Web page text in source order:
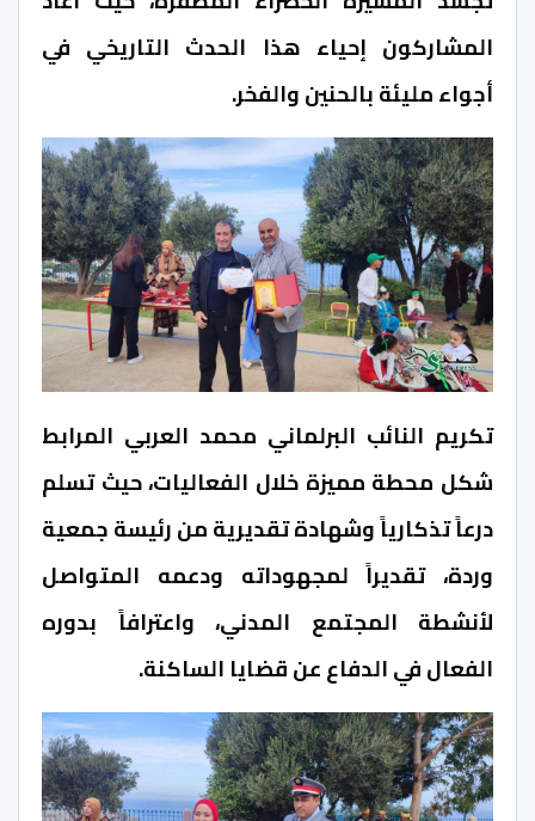
المشاركون إحياء هذا الحدث التاريخي في
أجواء مليئة بالحنين والفخر.
تكريم النائب البرلماني محمد العربي المرابط
شكل محطة مميزة خلال الفعاليات، حيث تسلم
درعاً تذكارياً وشهادة تقديرية من رئيسة جمعية
وردة، تقديراً لمجهوداته ودعمه المتواصل
لأنشطة المجتمع المدني، واعترافاً بدوره
الفعال في الدفاع عن قضايا الساكنة.